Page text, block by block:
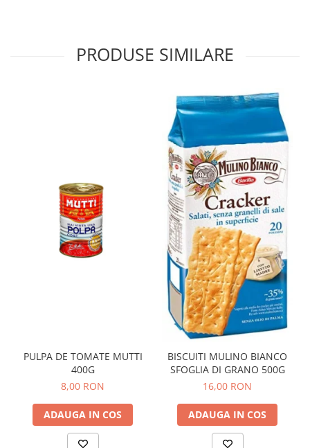
PRODUSE SIMILARE
PULPA DE TOMATE MUTTI
400G
8,00 RON
ADAUGA IN COS
BISCUITI MULINO BIANCO
SFOGLIA DI GRANO 500G
16,00 RON
ADAUGA IN COS